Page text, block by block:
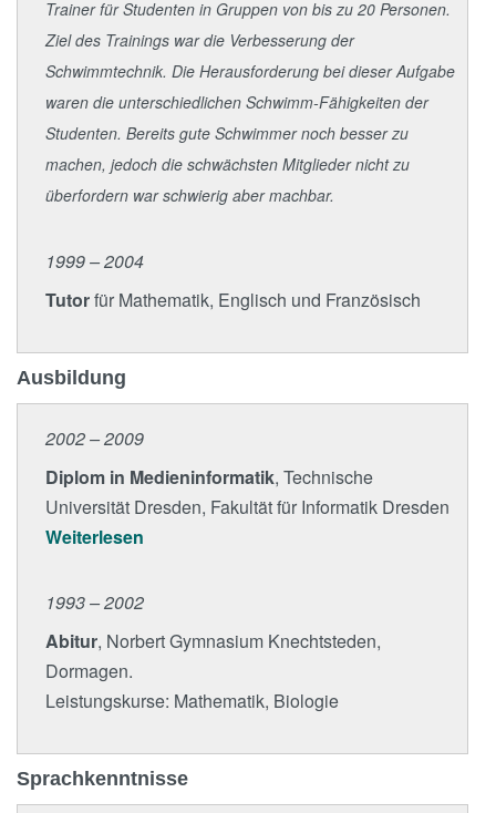
Trainer für Studenten in Gruppen von bis zu 20 Personen.
Ziel des Trainings war die Verbesserung der
Schwimmtechnik. Die Herausforderung bei dieser Aufgabe
waren die unterschiedlichen Schwimm-Fähigkeiten der
Studenten. Bereits gute Schwimmer noch besser zu
machen, jedoch die schwächsten Mitglieder nicht zu
überfordern war schwierig aber machbar.
1999 – 2004
Tutorfür Mathematik, Englisch und Französisch
Ausbildung
2002 – 2009
Diplom in Medieninformatik, Technische
Universität Dresden, Fakultät für Informatik Dresden
Weiterlesen
1993 – 2002
Abitur, Norbert Gymnasium Knechtsteden,
Dormagen.
Leistungskurse: Mathematik, Biologie
Sprachkenntnisse